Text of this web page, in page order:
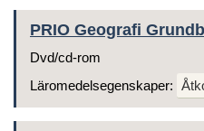
PRIO Geografi
Dvd/cd-rom
Läromedelsegenskaper: